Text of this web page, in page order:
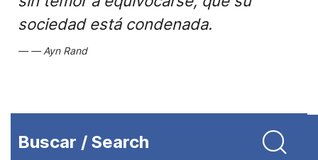
sociedad está condenada.
Ayn Rand
Buscar / Search